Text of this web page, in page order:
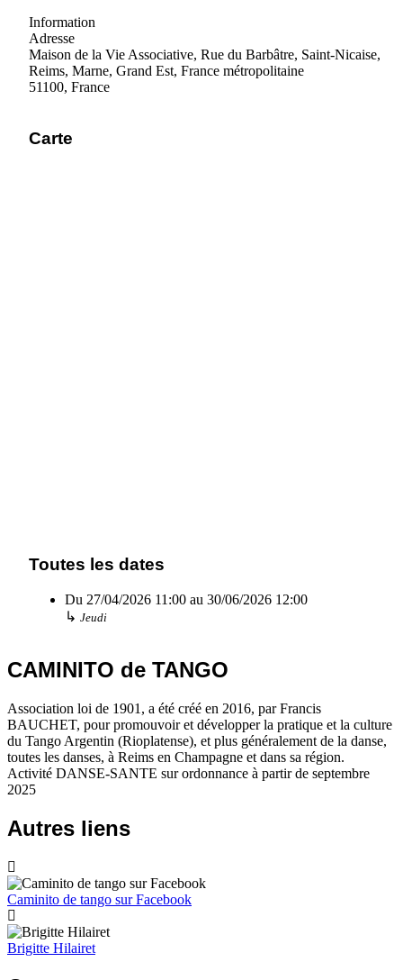
Information
Adresse
Maison de la Vie Associative, Rue du Barbâtre, Saint-Nicaise,
Reims, Marne, Grand Est, France métropolitaine
51100, France
Carte
Toutes les dates
Du 27/04/2026 11:00 au 30/06/2026 12:00
↳ Jeudi
CAMINITO de TANGO
Association loi de 1901, a été créé en 2016, par Francis
BAUCHET, pour promouvoir et développer la pratique et la culture
du Tango Argentin (Rioplatense), et plus généralement de la danse,
toutes les danses, à Reims en Champagne et dans sa région.
Activité DANSE-SANTE sur ordonnance à partir de septembre
2025
Autres liens
Caminito de tango sur Facebook
Brigitte Hilairet